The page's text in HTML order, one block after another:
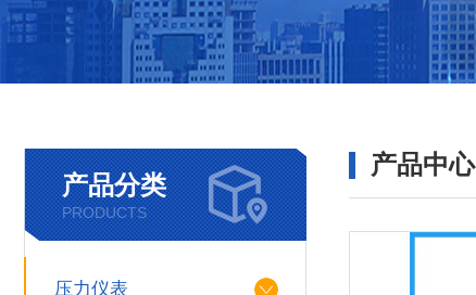
产品分类
PRODUCTS
压力仪表
产品中心